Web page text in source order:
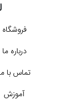
فروشگاه
درباره ما
تماس با
آموزش